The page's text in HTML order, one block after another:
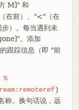
M]" 和
在前）、"<"（在
）。每当遇到未
。添加
跟踪信息（即 "前
%
)
称。换句话说，远